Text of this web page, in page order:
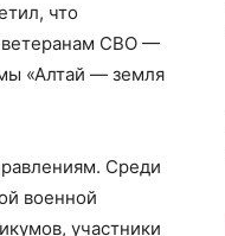
что
ветеранам СВО —
«Алтай — земля
Среди
военной
участники